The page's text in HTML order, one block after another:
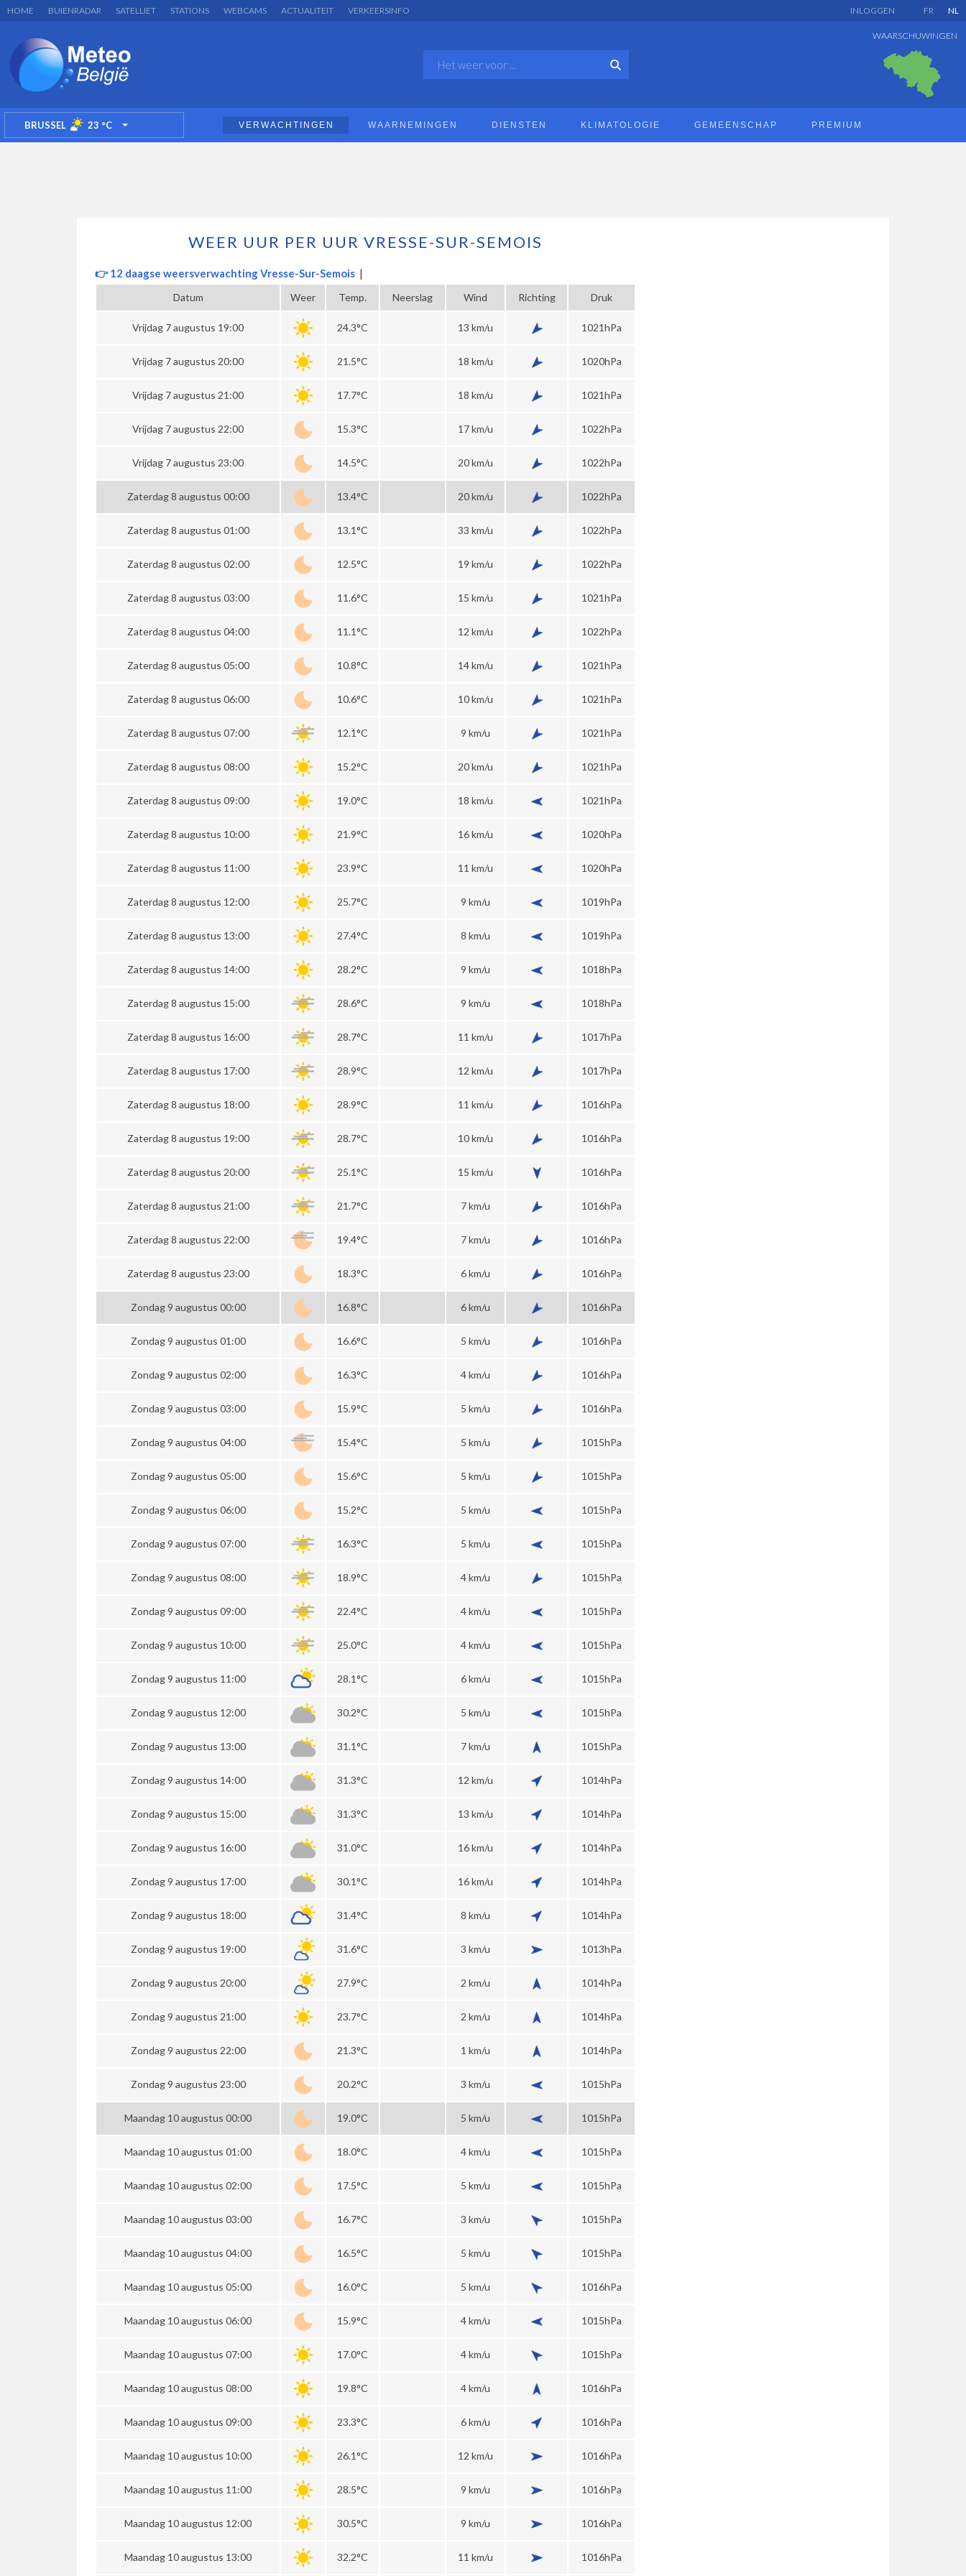
HOME BUIENRADAR SATELLIET STATIONS WEBCAMS ACTUALITEIT VERKEERSINFO FR NL
INLOGGEN
WAARSCHUWINGEN
BRUSSEL 23 °C TOGGLE DROPDOWN VERWACHTINGEN WAARNEMINGEN DIENSTEN KLIMATOLOGIE GEMEENSCHAP PREMIUM
WEER UUR PER UUR VRESSE-SUR-SEMOIS
👉 12 daagse weersverwachting Vresse-Sur-Semois |
Datum Weer Temp. Neerslag Wind Richting Druk
Vrijdag 7 augustus 19:00 24.3°C 13 km/u 1021hPa
Vrijdag 7 augustus 20:00 21.5°C 18 km/u 1020hPa
Vrijdag 7 augustus 21:00 17.7°C 18 km/u 1021hPa
Vrijdag 7 augustus 22:00 15.3°C 17 km/u 1022hPa
Vrijdag 7 augustus 23:00 14.5°C 20 km/u 1022hPa
Zaterdag 8 augustus 00:00 13.4°C 20 km/u 1022hPa
Zaterdag 8 augustus 01:00 13.1°C 33 km/u 1022hPa
Zaterdag 8 augustus 02:00 12.5°C 19 km/u 1022hPa
Zaterdag 8 augustus 03:00 11.6°C 15 km/u 1021hPa
Zaterdag 8 augustus 04:00 11.1°C 12 km/u 1022hPa
Zaterdag 8 augustus 05:00 10.8°C 14 km/u 1021hPa
Zaterdag 8 augustus 06:00 10.6°C 10 km/u 1021hPa
Zaterdag 8 augustus 07:00 12.1°C 9 km/u 1021hPa
Zaterdag 8 augustus 08:00 15.2°C 20 km/u 1021hPa
Zaterdag 8 augustus 09:00 19.0°C 18 km/u 1021hPa
Zaterdag 8 augustus 10:00 21.9°C 16 km/u 1020hPa
Zaterdag 8 augustus 11:00 23.9°C 11 km/u 1020hPa
Zaterdag 8 augustus 12:00 25.7°C 9 km/u 1019hPa
Zaterdag 8 augustus 13:00 27.4°C 8 km/u 1019hPa
Zaterdag 8 augustus 14:00 28.2°C 9 km/u 1018hPa
Zaterdag 8 augustus 15:00 28.6°C 9 km/u 1018hPa
Zaterdag 8 augustus 16:00 28.7°C 11 km/u 1017hPa
Zaterdag 8 augustus 17:00 28.9°C 12 km/u 1017hPa
Zaterdag 8 augustus 18:00 28.9°C 11 km/u 1016hPa
Zaterdag 8 augustus 19:00 28.7°C 10 km/u 1016hPa
Zaterdag 8 augustus 20:00 25.1°C 15 km/u 1016hPa
Zaterdag 8 augustus 21:00 21.7°C 7 km/u 1016hPa
Zaterdag 8 augustus 22:00 19.4°C 7 km/u 1016hPa
Zaterdag 8 augustus 23:00 18.3°C 6 km/u 1016hPa
Zondag 9 augustus 00:00 16.8°C 6 km/u 1016hPa
Zondag 9 augustus 01:00 16.6°C 5 km/u 1016hPa
Zondag 9 augustus 02:00 16.3°C 4 km/u 1016hPa
Zondag 9 augustus 03:00 15.9°C 5 km/u 1016hPa
Zondag 9 augustus 04:00 15.4°C 5 km/u 1015hPa
Zondag 9 augustus 05:00 15.6°C 5 km/u 1015hPa
Zondag 9 augustus 06:00 15.2°C 5 km/u 1015hPa
Zondag 9 augustus 07:00 16.3°C 5 km/u 1015hPa
Zondag 9 augustus 08:00 18.9°C 4 km/u 1015hPa
Zondag 9 augustus 09:00 22.4°C 4 km/u 1015hPa
Zondag 9 augustus 10:00 25.0°C 4 km/u 1015hPa
Zondag 9 augustus 11:00 28.1°C 6 km/u 1015hPa
Zondag 9 augustus 12:00 30.2°C 5 km/u 1015hPa
Zondag 9 augustus 13:00 31.1°C 7 km/u 1015hPa
Zondag 9 augustus 14:00 31.3°C 12 km/u 1014hPa
Zondag 9 augustus 15:00 31.3°C 13 km/u 1014hPa
Zondag 9 augustus 16:00 31.0°C 16 km/u 1014hPa
Zondag 9 augustus 17:00 30.1°C 16 km/u 1014hPa
Zondag 9 augustus 18:00 31.4°C 8 km/u 1014hPa
Zondag 9 augustus 19:00 31.6°C 3 km/u 1013hPa
Zondag 9 augustus 20:00 27.9°C 2 km/u 1014hPa
Zondag 9 augustus 21:00 23.7°C 2 km/u 1014hPa
Zondag 9 augustus 22:00 21.3°C 1 km/u 1014hPa
Zondag 9 augustus 23:00 20.2°C 3 km/u 1015hPa
Maandag 10 augustus 00:00 19.0°C 5 km/u 1015hPa
Maandag 10 augustus 01:00 18.0°C 4 km/u 1015hPa
Maandag 10 augustus 02:00 17.5°C 5 km/u 1015hPa
Maandag 10 augustus 03:00 16.7°C 3 km/u 1015hPa
Maandag 10 augustus 04:00 16.5°C 5 km/u 1015hPa
Maandag 10 augustus 05:00 16.0°C 5 km/u 1016hPa
Maandag 10 augustus 06:00 15.9°C 4 km/u 1015hPa
Maandag 10 augustus 07:00 17.0°C 4 km/u 1015hPa
Maandag 10 augustus 08:00 19.8°C 4 km/u 1016hPa
Maandag 10 augustus 09:00 23.3°C 6 km/u 1016hPa
Maandag 10 augustus 10:00 26.1°C 12 km/u 1016hPa
Maandag 10 augustus 11:00 28.5°C 9 km/u 1016hPa
Maandag 10 augustus 12:00 30.5°C 9 km/u 1016hPa
Maandag 10 augustus 13:00 32.2°C 11 km/u 1016hPa